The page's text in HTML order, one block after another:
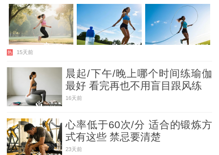
热 15天前
晨起/下午/晚上哪个时间练瑜伽
最好 看完再也不用盲目跟风练
16天前
心率低于60次/分 适合的锻炼方
式有这些 禁忌要清楚
23天前